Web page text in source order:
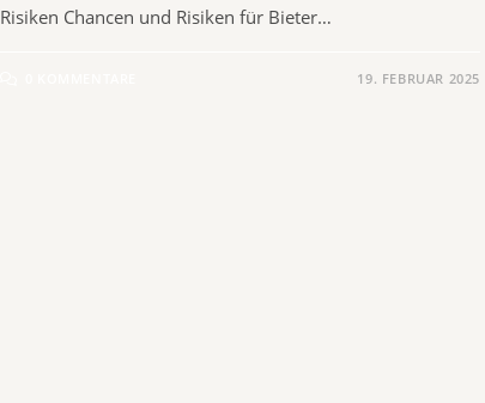
Risiken Chancen und Risiken für Bieter…
19. FEBRUAR 2025